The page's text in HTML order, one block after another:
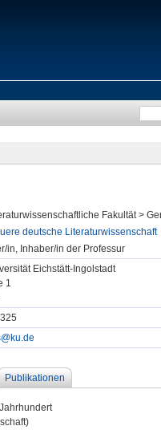
Fakultät >
deutsche Literaturwissenschaft
in, Inhaber/in der Professur
Eichstätt-Ingolstadt
1
Publikationen